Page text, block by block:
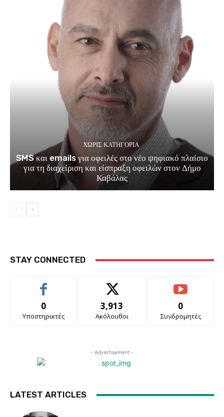
ΧΩΡΊΣ ΚΑΤΗΓΟΡΊΑ
SMS και emails για οφειλές στο νέο ψηφιακό πλαίσιο
για τη διαχείριση και είσπραξη οφειλών στον Δήμο
Καβάλας
STAY CONNECTED
0
Υποστηρικτές
3,913
Ακόλουθοι
0
Συνδρομητές
- Advertisement -
LATEST ARTICLES